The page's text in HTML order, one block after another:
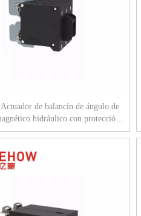
de balancín de ángulo de
hidráulico con protección y
bus de tornillo M5 3P